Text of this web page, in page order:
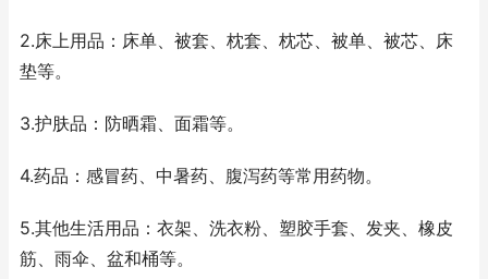
2.床上用品：床单、被套、枕套、枕芯、被单、被芯、床
垫等。
3.护肤品：防晒霜、面霜等。
4.药品：感冒药、中暑药、腹泻药等常用药物。
5.其他生活用品：衣架、洗衣粉、塑胶手套、发夹、橡皮
筋、雨伞、盆和桶等。